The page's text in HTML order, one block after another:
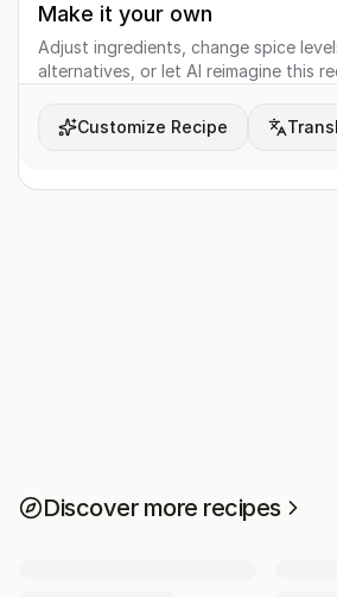
Make it your own
Adjust ingredients, change spice
alternatives, or let AI reimagine this
Customize Recipe
Discover more recipes